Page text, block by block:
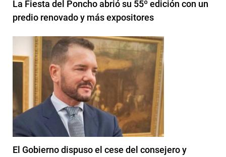
La Fiesta del Poncho abrió su 55º edición con un
predio renovado y más expositores
El Gobierno dispuso el cese del consejero y